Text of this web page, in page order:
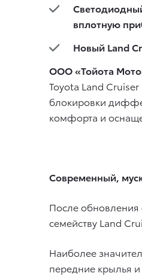
вплотную
Новый Land
ООО «Тойота
Toyota Land
блокировки
комфорта и
Современный,
После обновления
семейству Land
Наиболее
передние крылья